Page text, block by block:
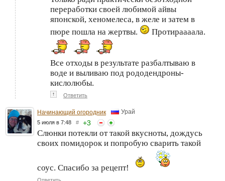
переработки своей любимой айвы
японской, хеномелеса, в желе и затем в
пюре пошла на жертвы.
Протираааала.
Все отходы в результате разбалтываю в
воде и выливаю под рододендроны-
кислолюбы.
↑ Ответить
Начинающий огородник Урай
5 июля в 7:48 # +3
Слюнки потекли от такой вкусноты, дождусь
своих помидорок и попробую сварить такой
соус. Спасибо за рецепт!